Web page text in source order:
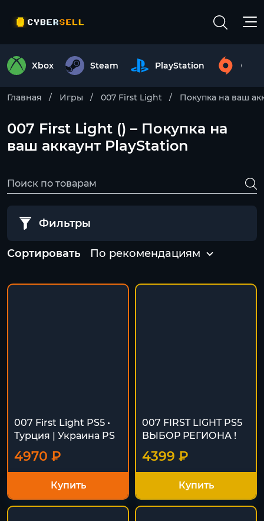
Xbox Steam PlayStation
Главная Игры 007 First Light Покупка на ваш
007 First Light () – Покупка на
ваш аккаунт PlayStation
Фильтры
Сортировать По рекомендациям
007 First Light PS5 •
Турция | Украина PS
4970 ₽
Купить
007 FIRST LIGHT PS5
ВЫБОР РЕГИОНА !
4399 ₽
Купить